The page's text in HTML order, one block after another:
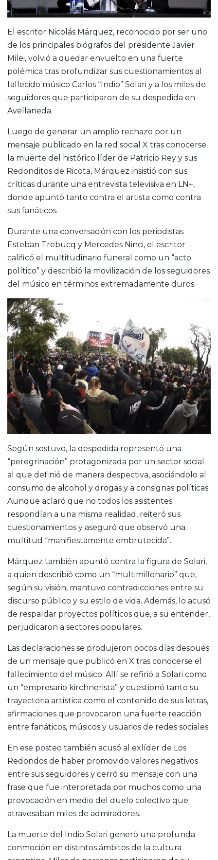
El escritor Nicolás Márquez, reconocido por ser uno
de los principales biógrafos del presidente Javier
Milei, volvió a quedar envuelto en una fuerte
polémica tras profundizar sus cuestionamientos al
fallecido músico Carlos “Indio” Solari y a los miles de
seguidores que participaron de su despedida en
Avellaneda.
Luego de generar un amplio rechazo por un
mensaje publicado en la red social X tras conocerse
la muerte del histórico líder de Patricio Rey y sus
Redonditos de Ricota, Márquez insistió con sus
críticas durante una entrevista televisiva en LN+,
donde apuntó tanto contra el artista como contra
sus fanáticos.
Durante una conversación con los periodistas
Esteban Trebucq y Mercedes Ninci, el escritor
calificó el multitudinario funeral como un “acto
político” y describió la movilización de los seguidores
del músico en términos extremadamente duros.
Según sostuvo, la despedida representó una
“peregrinación” protagonizada por un sector social
al que definió de manera despectiva, asociándolo al
consumo de alcohol y drogas y a consignas políticas.
Aunque aclaró que no todos los asistentes
respondían a una misma realidad, reiteró sus
cuestionamientos y aseguró que observó una
multitud “manifiestamente embrutecida”.
Márquez también apuntó contra la figura de Solari,
a quien describió como un “multimillonario” que,
según su visión, mantuvo contradicciones entre su
discurso público y su estilo de vida. Además, lo acusó
de respaldar proyectos políticos que, a su entender,
perjudicaron a sectores populares.
Las declaraciones se produjeron pocos días después
de un mensaje que publicó en X tras conocerse el
fallecimiento del músico. Allí se refirió a Solari como
un “empresario kirchnerista” y cuestionó tanto su
trayectoria artística como el contenido de sus letras,
afirmaciones que provocaron una fuerte reacción
entre fanáticos, músicos y usuarios de redes sociales.
En ese posteo también acusó al exlíder de Los
Redondos de haber promovido valores negativos
entre sus seguidores y cerró su mensaje con una
frase que fue interpretada por muchos como una
provocación en medio del duelo colectivo que
atravesaban miles de admiradores.
La muerte del Indio Solari generó una profunda
conmoción en distintos ámbitos de la cultura